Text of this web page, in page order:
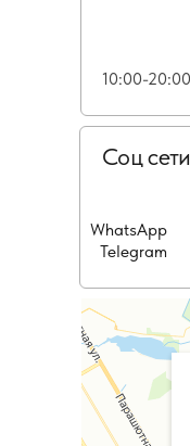
10:00-
Соц сети
WhatsApp
Telegram